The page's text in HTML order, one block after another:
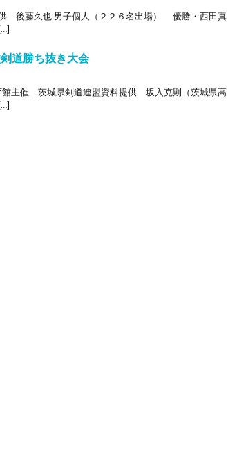
後藤久也 男子個人（２２６名出場） 優勝・西田真
道勝ち抜き大会
主催 茨城県剣道連盟資料提供 坂入克則（茨城県高